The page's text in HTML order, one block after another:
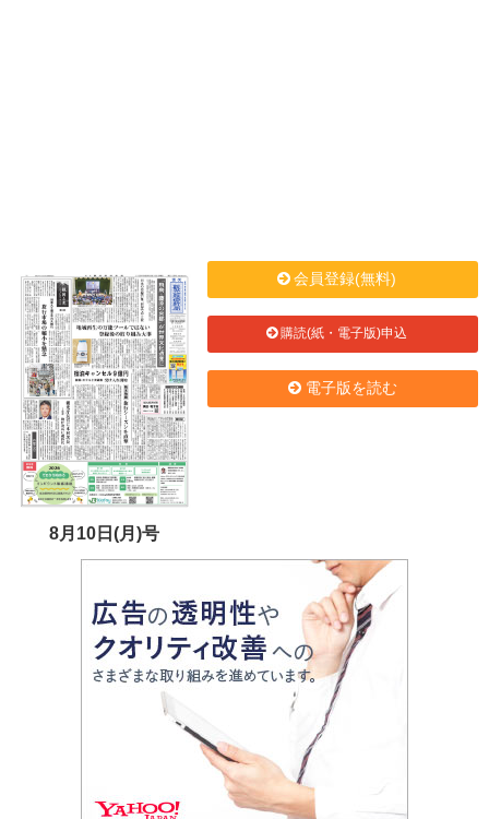
8月10日(月)号
会員登録(無料)
購読(紙・電子版)申込
電子版を読む